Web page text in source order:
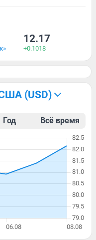
12.17
+0.1018
США (USD)
Год Всё время